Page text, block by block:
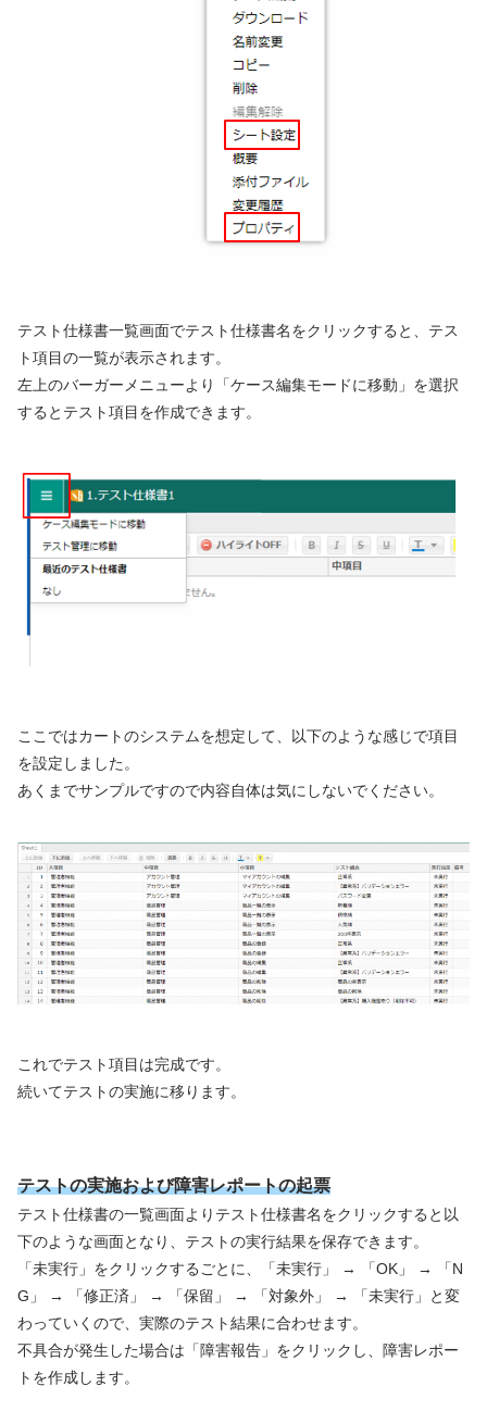
テスト仕様書一覧画面でテスト仕様書名をクリックすると、テス
ト項目の一覧が表示されます。
左上のバーガーメニューより「ケース編集モードに移動」を選択
するとテスト項目を作成できます。
ここではカートのシステムを想定して、以下のような感じで項目
を設定しました。
あくまでサンプルですので内容自体は気にしないでください。
これでテスト項目は完成です。
続いてテストの実施に移ります。
テストの実施および障害レポートの起票
テスト仕様書の一覧画面よりテスト仕様書名をクリックすると以
下のような画面となり、テストの実行結果を保存できます。
「未実行」をクリックするごとに、「未実行」 → 「OK」 → 「N
G」 → 「修正済」 → 「保留」 → 「対象外」 → 「未実行」と変
わっていくので、実際のテスト結果に合わせます。
不具合が発生した場合は「障害報告」をクリックし、障害レポー
トを作成します。